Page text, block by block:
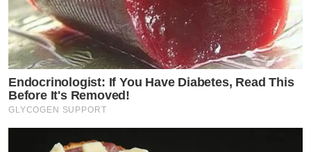
Endocrinologist: If You Have Diabetes, Read This
Before It's Removed!
GLYCOGEN SUPPORT